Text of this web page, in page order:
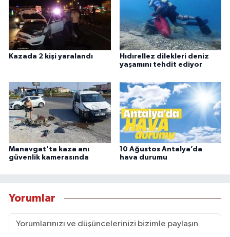
Kazada 2 kişi yaralandı
Hıdırellez dilekleri deniz
yaşamını tehdit ediyor
Manavgat'ta kaza anı
güvenlik kamerasında
10 Ağustos Antalya’da
hava durumu
Yorumlar